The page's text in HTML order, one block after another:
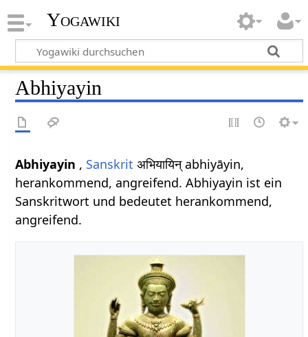
Yogawiki
Abhiyayin
Abhiyayin , Sanskrit अभियायिन् abhiyāyin,
herankommend, angreifend. Abhiyayin ist ein
Sanskritwort und bedeutet herankommend,
angreifend.